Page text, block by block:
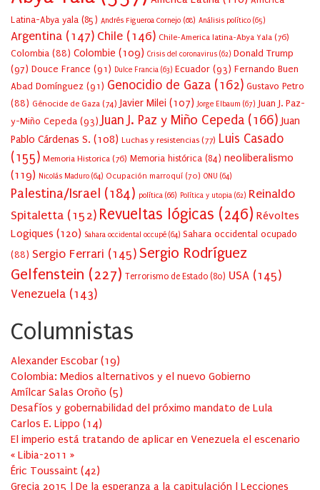
Latina-Abya yala (85) Andrés Figueroa Cornejo (68) Análisis político (65)
Argentina (147) Chile (146) Chile-America latina-Abya Yala (76)
Colombia (88) Colombie (109) Crisis del coronavirus (62) Donald Trump
(97) Douce France (91) Dulce Francia (63) Ecuador (93) Fernando Buen
Abad Domínguez (91) Genocidio de Gaza (162) Gustavo Petro
(88) Génocide de Gaza (74) Javier Milei (107) Jorge Elbaum (67) Juan J. Paz-
y-Miño Cepeda (93) Juan J. Paz y Miño Cepeda (166) Juan
Pablo Cárdenas S. (108) Luchas y resistencias (77) Luis Casado
(155) Memoria Historica (76) Memoria histórica (84) neoliberalismo
(119) Nicolás Maduro (64) Ocupación marroquí (70) ONU (64)
Palestina/Israel (184) política (66) Política y utopia (62) Reinaldo
Spitaletta (152) Revueltas lógicas (246) Révoltes
Logiques (120) Sahara occidental occupé (64) Sahara occidental ocupado
(88) Sergio Ferrari (145) Sergio Rodríguez
Gelfenstein (227) Terrorismo de Estado (80) USA (145)
Venezuela (143)
Columnistas
Alexander Escobar (19)
Colombia: Medios alternativos y el nuevo Gobierno
Amílcar Salas Oroño (5)
Desafíos y gobernabilidad del próximo mandato de Lula
Carlos E. Lippo (14)
El imperio está tratando de aplicar en Venezuela el escenario
« Libia-2011 »
Éric Toussaint (42)
Grecia 2015 | De la esperanza a la capitulación | Lecciones